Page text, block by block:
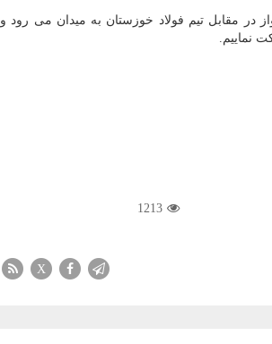
در مقابل تیم فولاد خوزستان به میدان می رود و
نماییم.
1213
X